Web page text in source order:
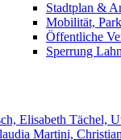
Stadtplan &
Mobilität,
Öffentliche
Sperrung